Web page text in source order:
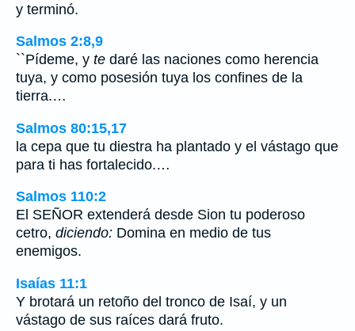
y terminó.
Salmos 2:8,9
``Pídeme, y te daré las naciones como herencia
tuya, y como posesión tuya los confines de la
tierra.…
Salmos 80:15,17
la cepa que tu diestra ha plantado y el vástago que
para ti has fortalecido.…
Salmos 110:2
El SEÑOR extenderá desde Sion tu poderoso
cetro, diciendo: Domina en medio de tus
enemigos.
Isaías 11:1
Y brotará un retoño del tronco de Isaí, y un
vástago de sus raíces dará fruto.